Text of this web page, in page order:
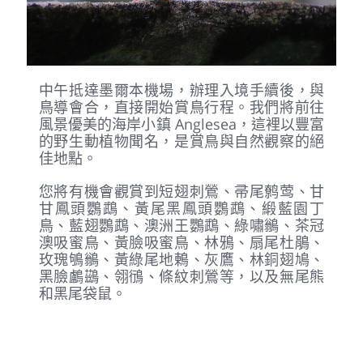
中午抵達墨爾本機場，辦理入境手續後，與
鳥導會合，直接開始賞鳥行程。我們將前往
風景優美的海岸小鎮 Anglesea，這裡以豐富
的野生動植物聞名，是賞鳥與自然觀察的絕
佳地點。
您將有機會觀賞到短翅刺鶯、帚尾鹩莺、甘
甘鳳頭鸚鵡、黃尾黑鳳頭鸚鵡、緞藍園丁
鳥、藍翅鸚鵡、澳洲王鸚鵡、綠嘯鶲、茶冠
澳吸蜜鳥、黃臉吸蜜鳥、林鴉、扇尾杜鵑、
玫瑰鴝鶲、黃綠尾地鶇、灰鷹、林銅翅鳩、
黑臉鸕鷀、翎鴴、條紋刺鶯等，以及無尾熊
和黑尾袋鼠。